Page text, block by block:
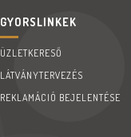
GYORSLINKEK
ÜZLETKERESŐ
LÁTVÁNYTERVEZÉS
REKLAMÁCIÓ BEJELENTÉSE